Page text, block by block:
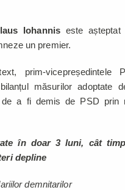
Iohanniseste așteptat
un premier.
prim-vicepreședintele
măsurilor adoptate
de a fi demis de PSD prin
în doar 3 luni, cât
depline
demnitarilor